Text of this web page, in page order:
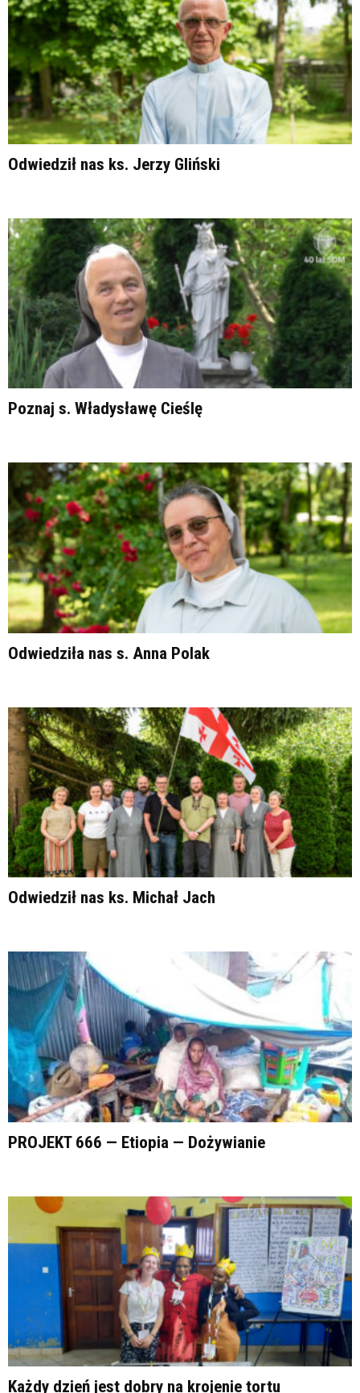
Odwiedził nas ks. Jerzy Gliński
Poznaj s. Władysławę Cieślę
Odwiedziła nas s. Anna Polak
Odwiedził nas ks. Michał Jach
PROJEKT 666 — Etiopia — Dożywianie
Każdy dzień jest dobry na krojenie tortu